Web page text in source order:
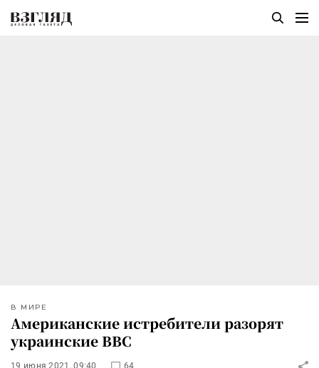
В МИРЕ
Американские истребители разорят
украинские ВВС
19 июня 2021, 09:40 64